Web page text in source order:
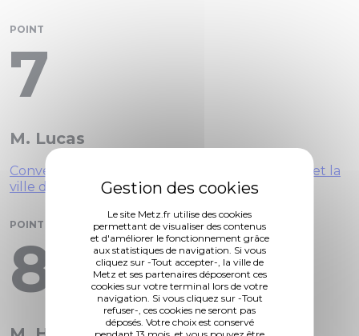
Le site Metz.fr utilise des cookies
permettant de visualiser des contenus
et d'améliorer le fonctionnement grâce
aux statistiques de navigation. Si vous
cliquez sur -Tout accepter-, la ville de
Metz et ses partenaires déposeront ces
cookies sur votre terminal lors de votre
navigation. Si vous cliquez sur -Tout
refuser-, ces cookies ne seront pas
déposés. Votre choix est conservé
POINT
7
M. Lucas
Convention partenariale 2026 entre l'AGURAM et la
ville de Metz.
POINT
8